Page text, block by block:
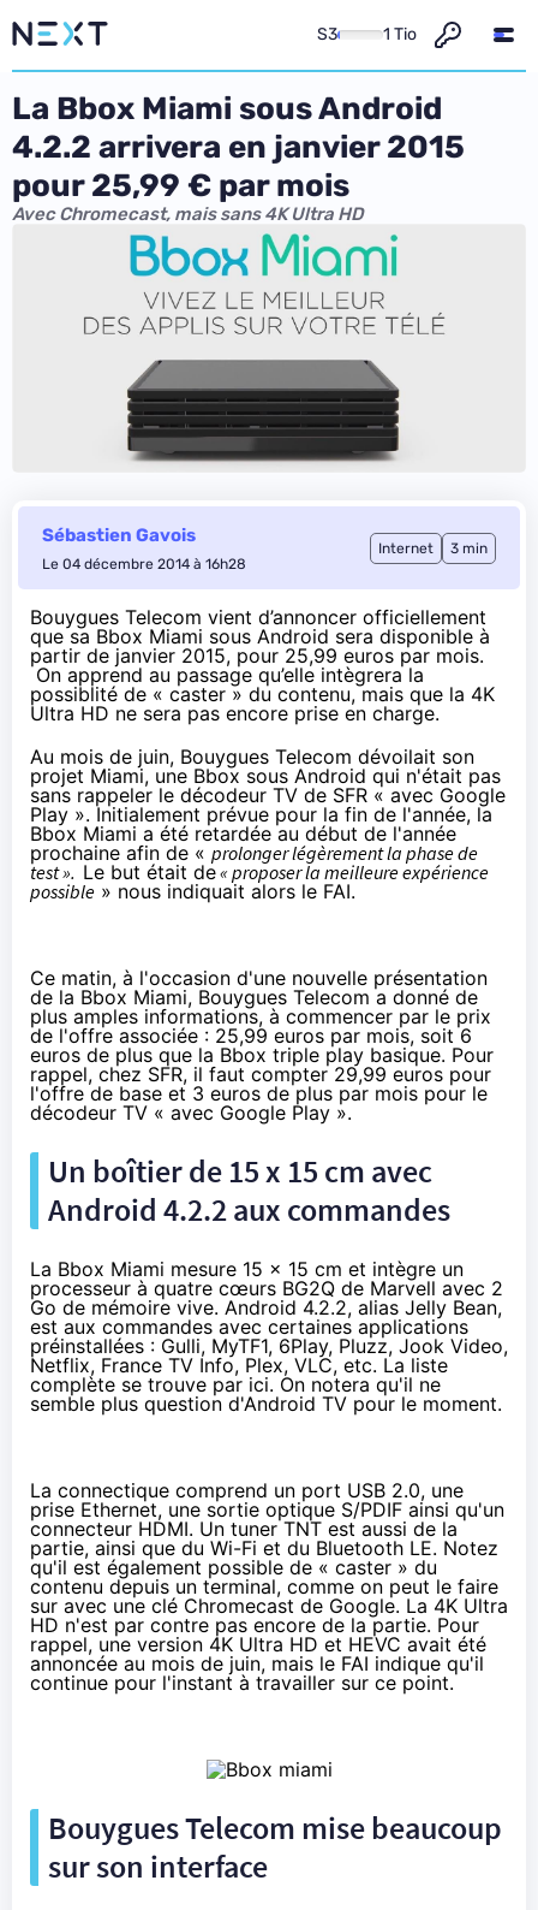
S3 1 Tio
La Bbox Miami sous Android
4.2.2 arrivera en janvier 2015
pour 25,99 € par mois
Avec Chromecast, mais sans 4K Ultra HD
Sébastien Gavois
Le 04 décembre 2014 à 16h28
Internet 3 min
Bouygues Telecom vient d’annoncer officiellement
que sa Bbox Miami sous Android sera disponible à
partir de janvier 2015, pour 25,99 euros par mois.
On apprend au passage qu’elle intègrera la
possiblité de « caster » du contenu, mais que la 4K
Ultra HD ne sera pas encore prise en charge.
Au mois de juin, Bouygues Telecom dévoilait son
projet Miami, une Bbox sous Android qui n'était pas
sans rappeler le décodeur TV de SFR « avec Google
Play ». Initialement prévue pour la fin de l'année, la
Bbox Miami a été retardée au début de l'année
prochaine afin de « prolonger légèrement la phase de
test ». Le but était de« proposer la meilleure expérience
possible » nous indiquait alors le FAI.
Ce matin, à l'occasion d'une nouvelle présentation
de la Bbox Miami, Bouygues Telecom a donné de
plus amples informations, à commencer par le prix
de l'offre associée : 25,99 euros par mois, soit 6
euros de plus que la Bbox triple play basique. Pour
rappel, chez SFR, il faut compter 29,99 euros pour
l'offre de base et 3 euros de plus par mois pour le
décodeur TV « avec Google Play ».
Un boîtier de 15 x 15 cm avec
Android 4.2.2 aux commandes
La Bbox Miami mesure 15 x 15 cm et intègre un
processeur à quatre cœurs BG2Q de Marvell avec 2
Go de mémoire vive. Android 4.2.2, alias Jelly Bean,
est aux commandes avec certaines applications
préinstallées : Gulli, MyTF1, 6Play, Pluzz, Jook Video,
Netflix, France TV Info, Plex, VLC, etc. La liste
complète se trouve par ici. On notera qu'il ne
semble plus question d'Android TV pour le moment.
La connectique comprend un port USB 2.0, une
prise Ethernet, une sortie optique S/PDIF ainsi qu'un
connecteur HDMI. Un tuner TNT est aussi de la
partie, ainsi que du Wi-Fi et du Bluetooth LE. Notez
qu'il est également possible de « caster » du
contenu depuis un terminal, comme on peut le faire
sur avec une clé Chromecast de Google. La 4K Ultra
HD n'est par contre pas encore de la partie. Pour
rappel, une version 4K Ultra HD et HEVC avait été
annoncée au mois de juin, mais le FAI indique qu'il
continue pour l'instant à travailler sur ce point.
Bouygues Telecom mise beaucoup
sur son interface